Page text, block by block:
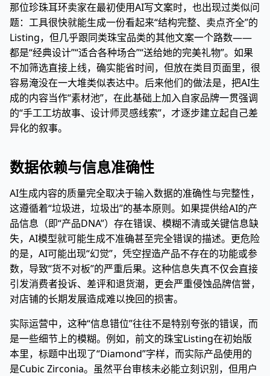
那位珍珠耳环卖家在最初使用AI写文案时，也出现过类似问
题：工具很快就能生成一份看起来“结构完整、卖点齐全”的
Listing，但几乎跟同类珠宝品类的其他文案一个路数——
都是“经典设计”“适合各种场合”“送给她的完美礼物”。如果
不加筛选直接上线，确实能省时间，但放在类目页面里，很
容易淹没在一大堆类似表达中。后来他们的做法是，把AI生
成的内容当作“素材池”，在此基础上加入自家品牌一贯强调
的“手工工坊故事、设计师灵感线索”，才逐步建立起自己差
异化的叙事。
数据依赖与信息准确性
AI生成内容的质量完全取决于输入数据的准确性与完整性，
这遵循着“垃圾进，垃圾出”的基本原则。如果提供给AI的产
品信息（即“产品DNA”）存在错误、模糊不清或关键信息缺
失，AI模型就可能生成不准确甚至完全错误的描述。更危险
的是，AI可能出现“幻觉”，凭空捏造产品不存在的功能或参
数，导致“货不对板”的严重后果。这种信息失真不仅会直接
引发消费者投诉、差评和退货潮，更会严重侵蚀品牌信誉，
对店铺的长期发展造成难以挽回的损害。
实际运营中，这种“信息错位”往往不是特别夸张的错误，而
是一些细节上的模糊。例如，前文的珠宝Listing在初始版
本里，标题中出现了“Diamond”字样，而实际产品使用的
是Cubic Zirconia。虽然平台审核未必能立刻识别，但用户